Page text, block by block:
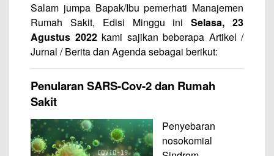
Salam jumpa Bapak/Ibu pemerhati Manajemen
Rumah Sakit, Edisi Minggu iniSelasa, 23
Agustus 2022kami sajikan beberapa Artikel /
Jurnal / Berita dan Agenda sebagai berikut:
Penularan SARS-Cov-2 dan Rumah
Sakit
Penyebaran
nosokomial